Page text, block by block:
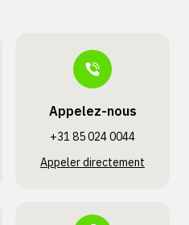
Appelez-nous
+31 85 024 0044
Appeler directement